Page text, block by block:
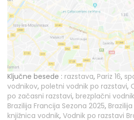
Ključne besede : razstava, Pariz 16,
vodnikov, poletni vodnik po razstavi,
po začasni razstavi, brezplačni
Brazilija Francija Sezona 2025,
knjižnica vodnik, Vodnik po razstavi